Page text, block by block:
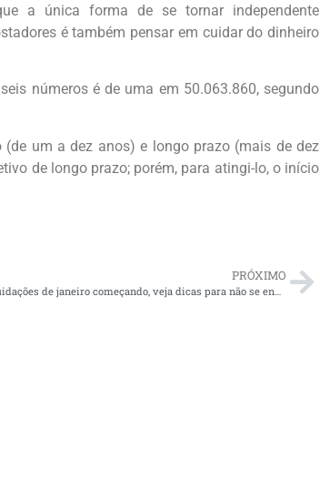
a única forma de se tornar independente
é também pensar em cuidar do dinheiro
números é de uma em 50.063.860, segundo
um a dez anos) e longo prazo (mais de dez
de longo prazo; porém, para atingi-lo, o início
PRÓXIMO
Com liquidações de janeiro começando, veja dicas para não se endividar